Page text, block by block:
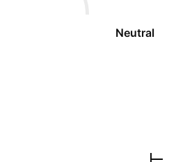
Neutral